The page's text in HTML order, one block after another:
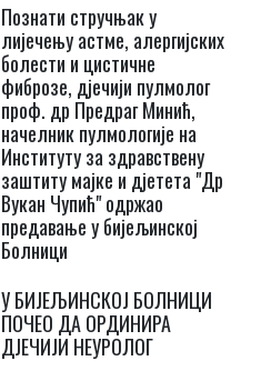
Познати стручњак у
лијечењу астме, алергијских
болести и цистичне
фиброзе, дјечији пулмолог
проф. др Предраг Минић,
начелник пулмологије на
Институту за здравствену
заштиту мајке и дјетета "Др
Вукан Чупић" одржао
предавање у бијељинској
Болници
У БИЈЕЉИНСКОЈ БОЛНИЦИ
ПОЧЕО ДА ОРДИНИРА
ДЈЕЧИЈИ НЕУРОЛОГ